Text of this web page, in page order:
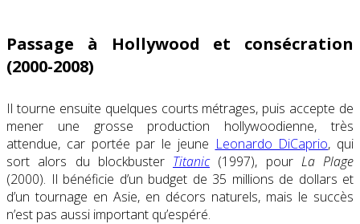
Passage à Hollywood et consécration
(2000-2008)
Il tourne ensuite quelques courts métrages, puis accepte de
mener une grosse production hollywoodienne, très
attendue, car portée par le jeune Leonardo DiCaprio, qui
sort alors du blockbuster Titanic (1997), pour La Plage
(2000). Il bénéficie d’un budget de 35 millions de dollars et
d’un tournage en Asie, en décors naturels, mais le succès
n’est pas aussi important qu’espéré.